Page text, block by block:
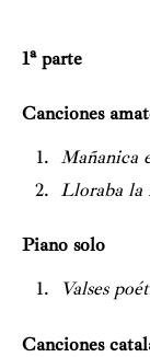
1ª parte
Canciones
Mañanica
Lloraba la
Piano solo
Valses
Canciones